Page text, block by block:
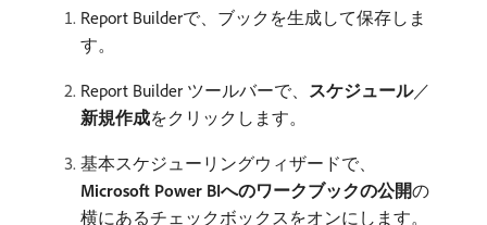
Report Builderで、ブックを生成して保存しま
す。
Report Builder ツールバーで、 スケジュール／
新規作成​をクリックします。
基本スケジューリングウィザードで、
Microsoft Power BIへのワークブックの公開​の
横にあるチェックボックスをオンにします。